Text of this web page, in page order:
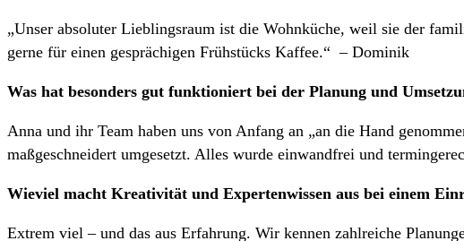
„Unser absoluter Lieblingsraum ist die Wohnküche, weil sie der
gerne für einen gesprächigen Frühstücks Kaffee.“ – Dominik
Was hat besonders gut funktioniert bei der Planung und
Anna und ihr Team haben uns von Anfang an „an die Hand
maßgeschneidert umgesetzt. Alles wurde einwandfrei und
Wieviel macht Kreativität und Expertenwissen aus bei einem
Extrem viel – und das aus Erfahrung. Wir kennen zahlreiche